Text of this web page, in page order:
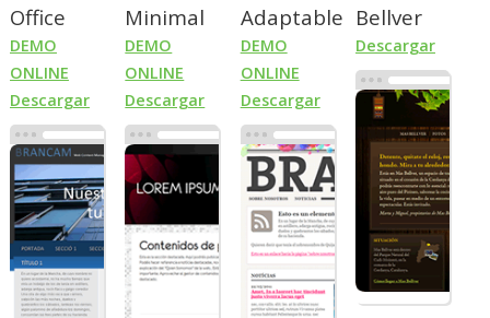
Office
DEMO
ONLINE
Descargar
Minimal
DEMO
ONLINE
Descargar
Adaptable
DEMO
ONLINE
Descargar
Bellver
Descargar